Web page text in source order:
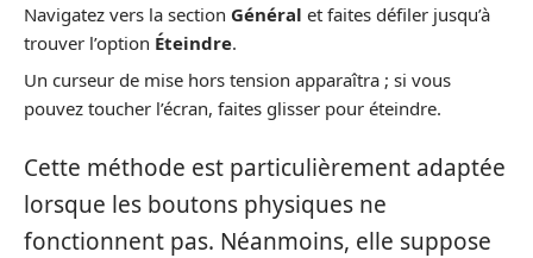
Navigatez vers la section Général et faites défiler jusqu’à
trouver l’option Éteindre.
Un curseur de mise hors tension apparaîtra ; si vous
pouvez toucher l’écran, faites glisser pour éteindre.
Cette méthode est particulièrement adaptée
lorsque les boutons physiques ne
fonctionnent pas. Néanmoins, elle suppose